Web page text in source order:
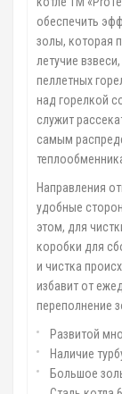
обеспечить
золы, которая
летучие
пеллетных
над горелкой
служит
самым
Направления
удобные
этом, для
коробки для
и чистка
избавит от
переполнение
Развитой
Наличие
Большое